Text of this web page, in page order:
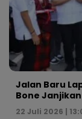
Jalan Baru
Bone
22 Juli 2026 |